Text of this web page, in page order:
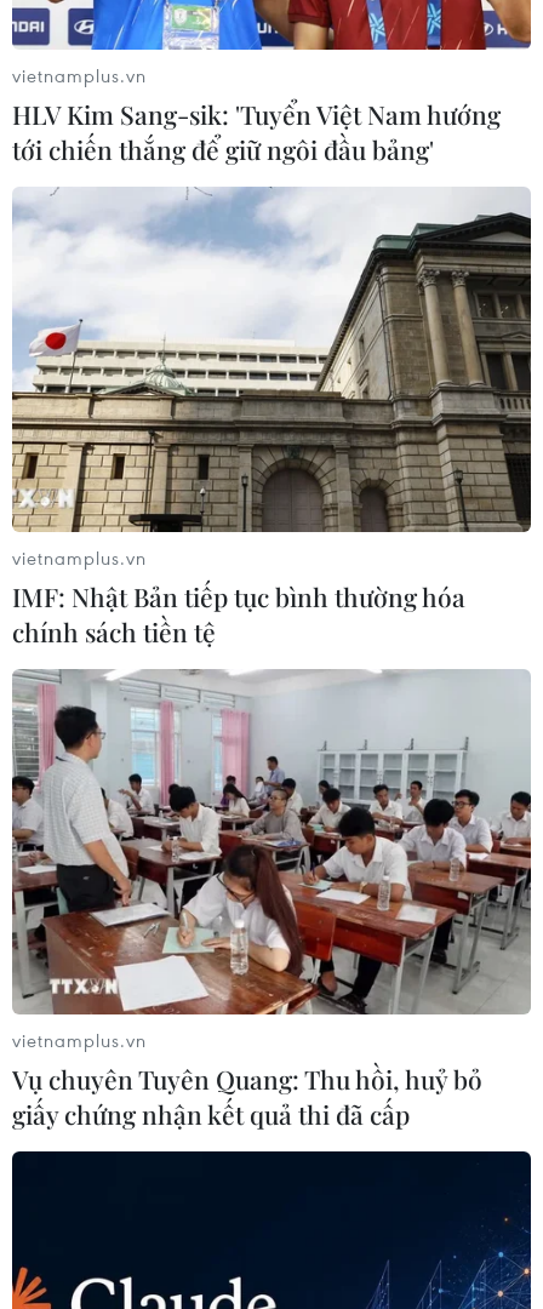
Vấn đề Brexit: Báo chí đánh giá Anh có
những nhượng bộ đầu tiên
20/06/2017 01:10
Báo chí Anh ngày 19/6 nhận định điểm chú ý trong
ngày đàm phán đầu về Brexit, là việc Anh có sự nhượng
bộ đáng kể khi tán thành với EU sẽ tạm gác lại các
cuộc đàm phán thương mại tự do.
vietnamplus.vn
HLV Kim Sang-sik: 'Tuyển Việt Nam hướng
tới chiến thắng để giữ ngôi đầu bảng'
vietnamplus.vn
IMF: Nhật Bản tiếp tục bình thường hóa
chính sách tiền tệ
vietnamplus.vn
Vụ chuyên Tuyên Quang: Thu hồi, huỷ bỏ
giấy chứng nhận kết quả thi đã cấp